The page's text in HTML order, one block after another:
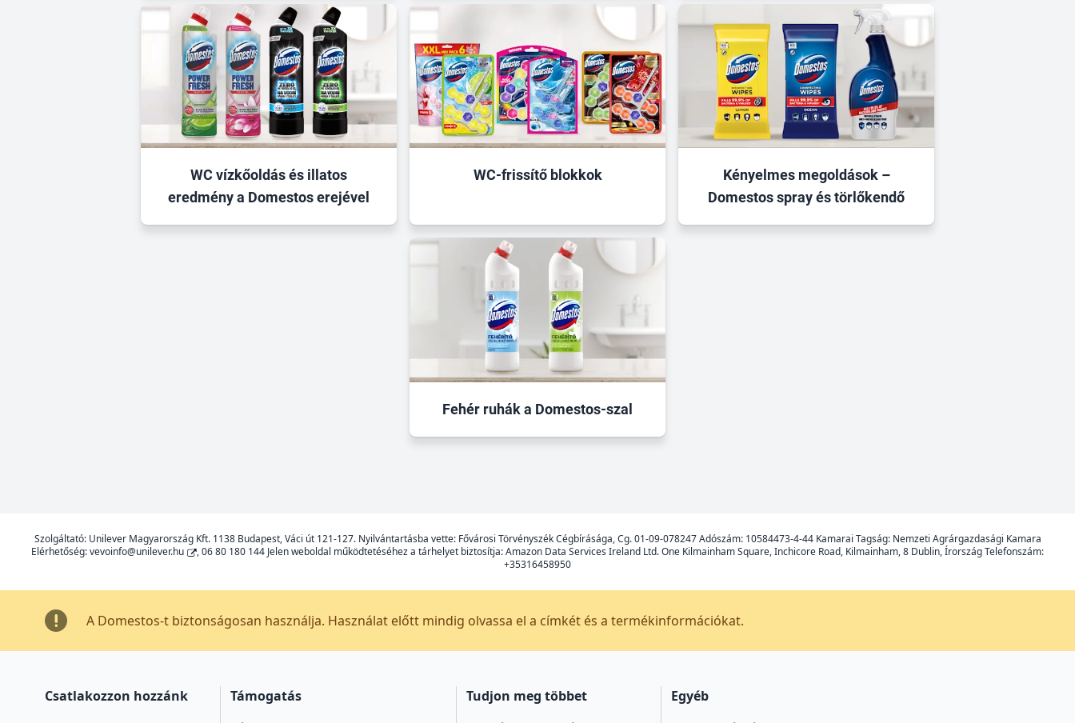
WC vízkőoldás és illatos
eredmény a Domestos erejével
WC-frissítő blokkok
Kényelmes megoldások –
Domestos spray és törlőkendő
Fehér ruhák a Domestos-szal
Szolgáltató: Unilever Magyarország Kft. 1138 Budapest, Váci út 121-127. Nyilvántartásba vette: Fővárosi Törvényszék Cégbírásága, Cg. 01-09-078247 Adószám: 10584473-4-44 Kamarai Tagság: Nemzeti Agrárgazdasági Kamara
Elérhetőség:vevoinfo@unilever.hu
, 06 80 180 144 Jelen weboldal működtetéséhez a tárhelyet biztosítja: Amazon Data Services Ireland Ltd. One Kilmainham Square, Inchicore Road, Kilmainham, 8 Dublin, Írország Telefonszám:
+35316458950
A Domestos-t biztonságosan használja. Használat előtt mindig olvassa el a címkét és a termékinformációkat.
Csatlakozzon hozzánk Támogatás Tudjon meg többet Egyéb